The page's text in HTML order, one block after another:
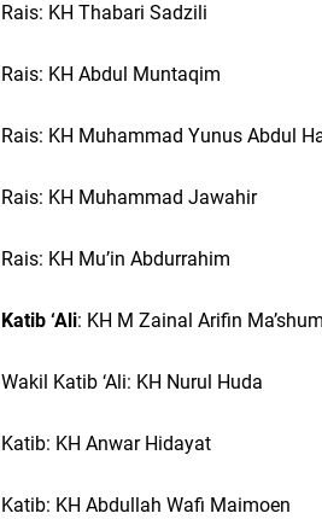
Rais: KH Thabari Sadzili
Rais: KH Abdul Muntaqim
Rais: KH Muhammad Yunus Abdul
Rais: KH Muhammad Jawahir
Rais: KH Mu’in Abdurrahim
Katib ‘Ali: KH M Zainal Arifin Ma’shum
Wakil Katib ‘Ali: KH Nurul Huda
Katib: KH Anwar Hidayat
Katib: KH Abdullah Wafi Maimoen